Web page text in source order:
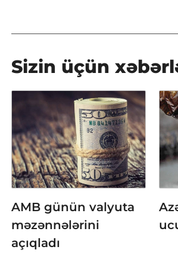
Sizin üçün
AMB günün valyuta
məzənnələrini
açıqladı